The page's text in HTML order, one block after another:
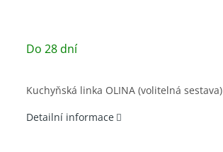
Do 28 dní
Kuchyňská linka OLINA (volitelná sestava)
Detailní informace